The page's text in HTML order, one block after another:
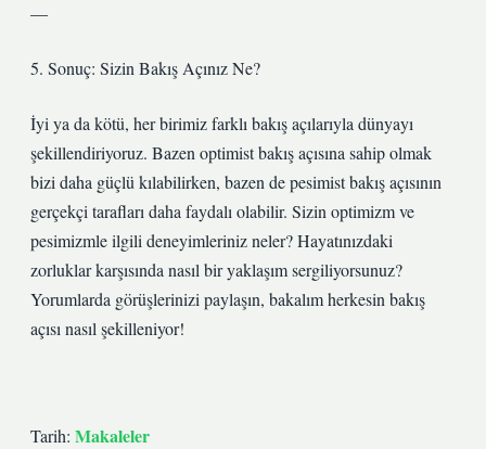
—
5. Sonuç: Sizin Bakış Açınız Ne?
İyi ya da kötü, her birimiz farklı bakış açılarıyla dünyayı
şekillendiriyoruz. Bazen optimist bakış açısına sahip olmak
bizi daha güçlü kılabilirken, bazen de pesimist bakış açısının
gerçekçi tarafları daha faydalı olabilir. Sizin optimizm ve
pesimizmle ilgili deneyimleriniz neler? Hayatınızdaki
zorluklar karşısında nasıl bir yaklaşım sergiliyorsunuz?
Yorumlarda görüşlerinizi paylaşın, bakalım herkesin bakış
açısı nasıl şekilleniyor!
Tarih: Makaleler